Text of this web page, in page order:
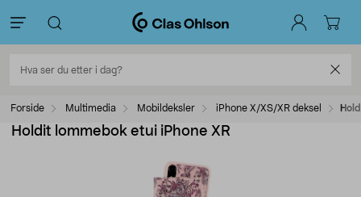
Forside Multimedia Mobildeksler iPhone X/XS/XR deksel
Holdit lommebok etui iPhone XR